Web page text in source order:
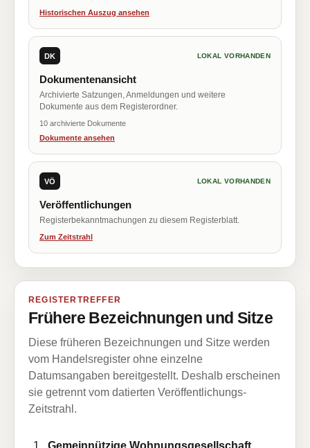
Historischen Auszug ansehen
DK LOKAL VORHANDEN
Dokumentenansicht
Archivierte Satzungen, Anmeldungen und weitere
Dokumente aus dem Registerordner.
10 archivierte Dokumente
Dokumente ansehen
VÖ LOKAL VORHANDEN
Veröffentlichungen
Registerbekanntmachungen zu diesem Registerblatt.
Zum Zeitstrahl
REGISTERTREFFER
Frühere Bezeichnungen und Sitze
Diese früheren Bezeichnungen und Sitze werden
vom Handelsregister ohne einzelne
Datumsangaben bereitgestellt. Deshalb erscheinen
sie getrennt vom datierten Veröffentlichungs-
Zeitstrahl.
Gemeinnützige Wohnungsgesellschaft